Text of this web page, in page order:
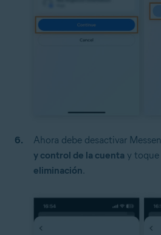
Ahora debe desactivar
y control de la cuenta y toque
eliminación.